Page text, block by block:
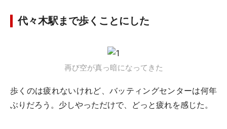
代々木駅まで歩くことにした
再び空が真っ暗になってきた
歩くのは疲れないけれど、バッティングセンターは何年
ぶりだろう。少しやっただけで、どっと疲れを感じた。